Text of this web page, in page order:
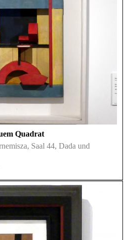
Quadrat
Saal 44, Dada und